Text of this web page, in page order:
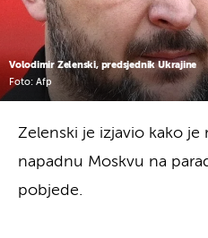
Volodimir Zelenski, predsjednik Ukrajine
Foto: Afp
Zelenski je izjavio kako
napadnu Moskvu na
pobjede.